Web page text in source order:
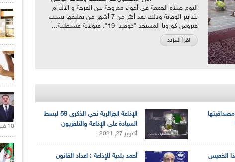
اليوم صلاة الجمعة في أجواء ممزوجة بين الفرحة و الالتزام
بتدابير الوقاية وذلك بعد أكثر من 7 أشهر من تعليقها بسبب
فيروس كورونا المستجد "كوفيد- 19". فبولاية قسنطينة...
اقرأ المزيد
الإذاعة الجزائرية تحي الذكرى 59 لبسط
السيادة على الإذاعة والتلفزيون
أكتوبر 27, 2021 |
أحمد بلدية للإذاعة : اعداد القانون الخميس
10 فبراير 2021 |